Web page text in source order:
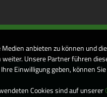
anbieten zu können und
Unsere Partner führen
Einwilligung geben, können
Cookies sind auf unserer